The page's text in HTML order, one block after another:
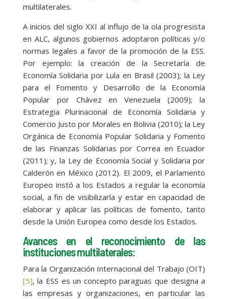
multilaterales.
A inicios del siglo XXI al influjo de la ola progresista
en ALC, algunos gobiernos adoptaron políticas y/o
normas legales a favor de la promoción de la ESS.
Por ejemplo: la creación de la Secretaría de
Economía Solidaria por Lula en Brasil (2003); la Ley
para el Fomento y Desarrollo de la Economía
Popular por Chávez en Venezuela (2009); la
Estrategia Plurinacional de Economía Solidaria y
Comercio Justo por Morales en Bolivia (2010); la Ley
Orgánica de Economía Popular Solidaria y Fomento
de las Finanzas Solidarias por Correa en Ecuador
(2011); y, la Ley de Economía Social y Solidaria por
Calderón en México (2012). El 2009, el Parlamento
Europeo instó a los Estados a regular la economía
social, a fin de visibilizarla y estar en capacidad de
elaborar y aplicar las políticas de fomento, tanto
desde la Unión Europea como desde los Estados.
Avances en el reconocimiento de las
instituciones multilaterales:
Para la Organización Internacional del Trabajo (OIT)
[5], la ESS es un concepto paraguas que designa a
las empresas y organizaciones, en particular las